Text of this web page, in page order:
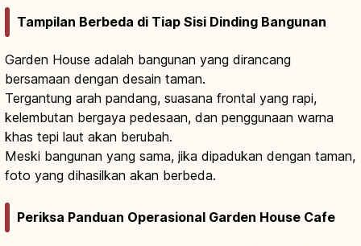
Tampilan Berbeda di Tiap Sisi Dinding Bangunan
Garden House adalah bangunan yang dirancang
bersamaan dengan desain taman.
Tergantung arah pandang, suasana frontal yang rapi,
kelembutan bergaya pedesaan, dan penggunaan warna
khas tepi laut akan berubah.
Meski bangunan yang sama, jika dipadukan dengan taman,
foto yang dihasilkan akan berbeda.
Periksa Panduan Operasional Garden House Cafe